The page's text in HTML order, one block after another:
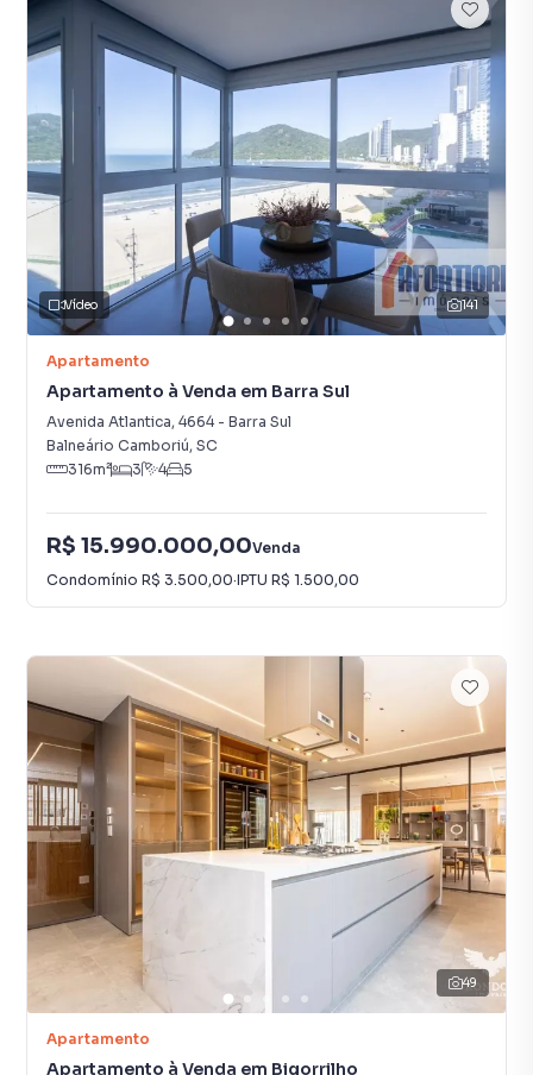
141
Vídeo
Apartamento
Apartamento à Venda em Barra Sul
Avenida Atlantica, 4664- Barra Sul
Balneário Camboriú, SC
316m² 3 4 5
R$ 15.990.000,00Venda
Condomínio R$ 3.500,00·IPTU R$ 1.500,00
49
Apartamento
Apartamento à Venda em Bigorrilho